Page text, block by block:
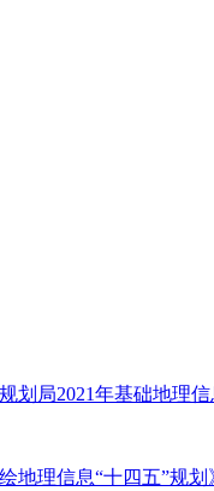
划局2021年基础地理
地理信息“十四五”规